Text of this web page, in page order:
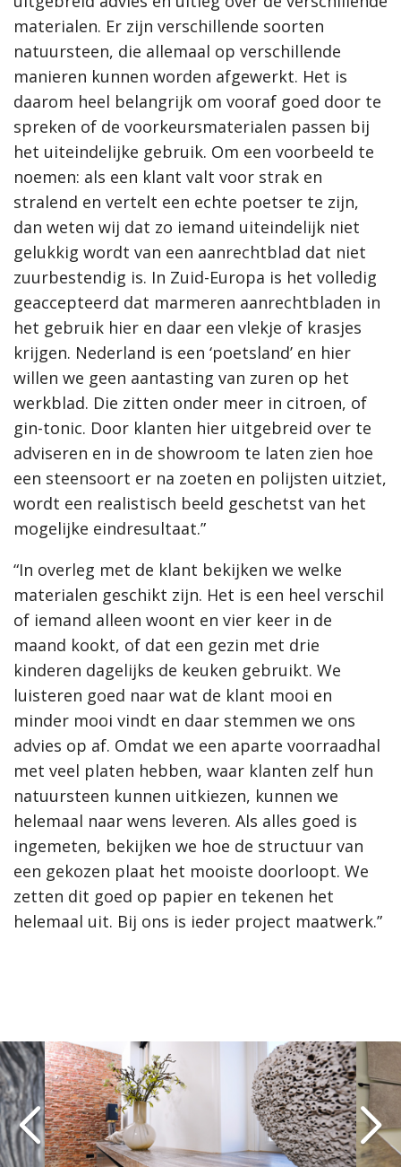
materialen. Er zijn verschillende soorten
natuursteen, die allemaal op verschillende
manieren kunnen worden afgewerkt. Het is
daarom heel belangrijk om vooraf goed door te
spreken of de voorkeursmaterialen passen bij
het uiteindelijke gebruik. Om een voorbeeld te
noemen: als een klant valt voor strak en
stralend en vertelt een echte poetser te zijn,
dan weten wij dat zo iemand uiteindelijk niet
gelukkig wordt van een aanrechtblad dat niet
zuurbestendig is. In Zuid-Europa is het volledig
geaccepteerd dat marmeren aanrechtbladen in
het gebruik hier en daar een vlekje of krasjes
krijgen. Nederland is een ‘poetsland’ en hier
willen we geen aantasting van zuren op het
werkblad. Die zitten onder meer in citroen, of
gin-tonic. Door klanten hier uitgebreid over te
adviseren en in de showroom te laten zien hoe
een steensoort er na zoeten en polijsten uitziet,
wordt een realistisch beeld geschetst van het
mogelijke eindresultaat.”
“In overleg met de klant bekijken we welke
materialen geschikt zijn. Het is een heel verschil
of iemand alleen woont en vier keer in de
maand kookt, of dat een gezin met drie
kinderen dagelijks de keuken gebruikt. We
luisteren goed naar wat de klant mooi en
minder mooi vindt en daar stemmen we ons
advies op af. Omdat we een aparte voorraadhal
met veel platen hebben, waar klanten zelf hun
natuursteen kunnen uitkiezen, kunnen we
helemaal naar wens leveren. Als alles goed is
ingemeten, bekijken we hoe de structuur van
een gekozen plaat het mooiste doorloopt. We
zetten dit goed op papier en tekenen het
helemaal uit. Bij ons is ieder project maatwerk.”